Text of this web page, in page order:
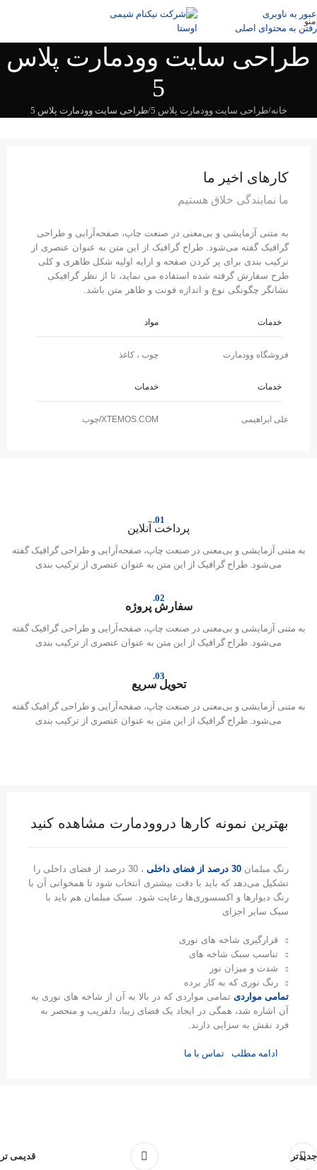
عبور به ناوبری
رفتن به محتوای اصلی
منو
طراحی سایت وودمارت پلاس
5
خانه طراحی سایت وودمارت پلاس 5 طراحی سایت وودمارت پلاس 5
کارهای اخیر ما
ما نمایندگی خلاق هستیم
به متنی آزمایشی و بی‌معنی در صنعت چاپ، صفحه‌آرایی و طراحی
گرافیک گفته می‌شود. طراح گرافیک از این متن به عنوان عنصری از
ترکیب بندی برای پر کردن صفحه و ارایه اولیه شکل ظاهری و کلی
طرح سفارش گرفته شده استفاده می نماید، تا از نظر گرافیکی
نشانگر چگونگی نوع و اندازه فونت و ظاهر متن باشد.
خدمات مواد
فروشگاه وودمارت چوب ، کاغذ
خدمات خدمات
علی ابراهیمی XTEMOS.COM/چوب
01.
پرداخت آنلاین
به متنی آزمایشی و بی‌معنی در صنعت چاپ، صفحه‌آرایی و طراحی گرافیک گفته
می‌شود. طراح گرافیک از این متن به عنوان عنصری از ترکیب بندی
02.
سفارش پروژه
به متنی آزمایشی و بی‌معنی در صنعت چاپ، صفحه‌آرایی و طراحی گرافیک گفته
می‌شود. طراح گرافیک از این متن به عنوان عنصری از ترکیب بندی
03.
تحویل سریع
به متنی آزمایشی و بی‌معنی در صنعت چاپ، صفحه‌آرایی و طراحی گرافیک گفته
می‌شود. طراح گرافیک از این متن به عنوان عنصری از ترکیب بندی
بهترین نمونه کارها دروودمارت مشاهده کنید
رنگ مبلمان 30 درصد از فضای داخلی
، 30 درصد از فضای داخلی را
تشکیل می‌دهد که باید با دقت بیشتری انتخاب شود تا همخوانی آن با
رنگ دیوارها و اکسسوری‌ها رعایت شود. سبک مبلمان هم باید با
سبک سایر اجزای
قرارگیری شاخه های نوری
تناسب سبک شاخه های
شدت و میزان نور
رنگ نوری که به کار برده
تمامی مواردی تمامی مواردی که در بالا به آن از شاخه های نوری به
آن اشاره شد، همگی در ایجاد یک فضای زیبا، دلفریب و منحصر به
فرد نقش به سزایی دارند.
ادامه مطلب تماس با ما
جدیدتر قدیمی تر